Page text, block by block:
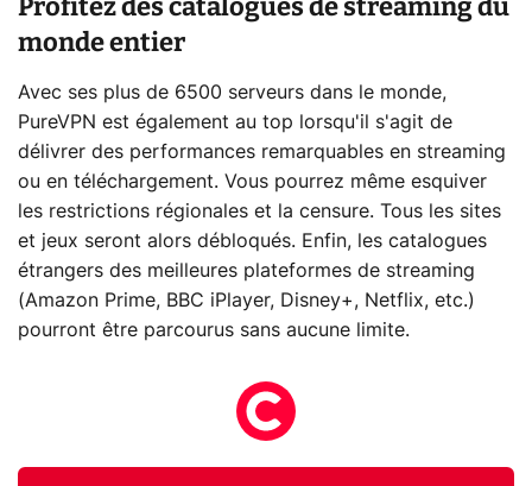
Profitez des catalogues de streaming du
monde entier
Avec ses plus de 6500 serveurs dans le monde,
PureVPN est également au top lorsqu'il s'agit de
délivrer des performances remarquables en streaming
ou en téléchargement. Vous pourrez même esquiver
les restrictions régionales et la censure. Tous les sites
et jeux seront alors débloqués. Enfin, les catalogues
étrangers des meilleures plateformes de streaming
(Amazon Prime, BBC iPlayer, Disney+, Netflix, etc.)
pourront être parcourus sans aucune limite.